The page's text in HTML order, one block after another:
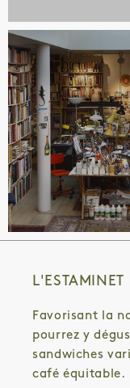
L'ESTAMINET
Favorisant la
pourrez y
sandwiches
café équitable.